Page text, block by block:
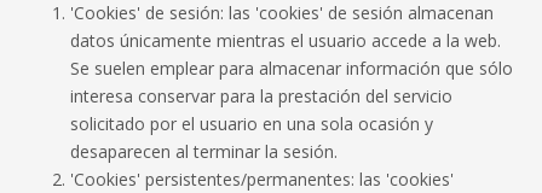
'Cookies' de sesión: las 'cookies' de sesión almacenan
datos únicamente mientras el usuario accede a la web.
Se suelen emplear para almacenar información que sólo
interesa conservar para la prestación del servicio
solicitado por el usuario en una sola ocasión y
desaparecen al terminar la sesión.
'Cookies' persistentes/permanentes: las 'cookies'